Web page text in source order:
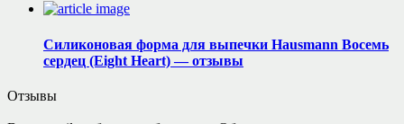
Силиконовая форма для выпечки Hausmann Восемь
сердец (Eight Heart) — отзывы
Отзывы